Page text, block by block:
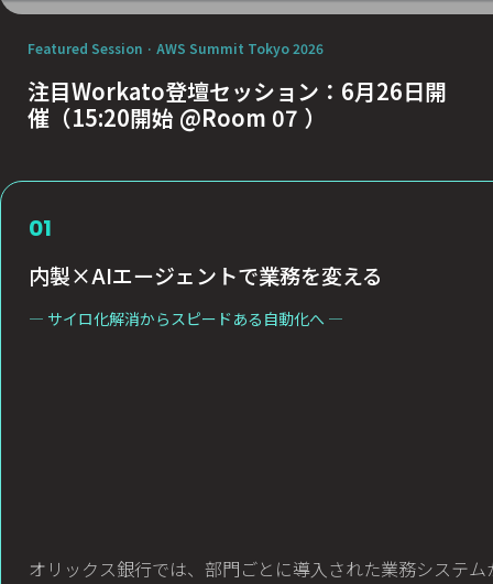
Featured Session · AWS Summit Tokyo 2026
注目Workato登壇セッション： 6月26日開
催（15:20開始 @Room 07 ）
01
内製×AIエージェントで業務を変える
― サイロ化解消からスピードある自動化へ ―
オリックス銀行では、部門ごとに導入された業務システ